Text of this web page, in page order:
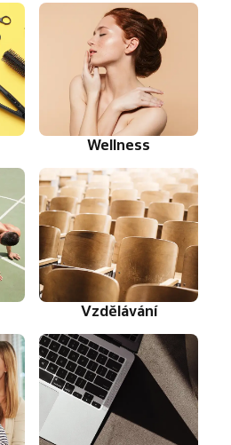
Wellness
Vzdělávání